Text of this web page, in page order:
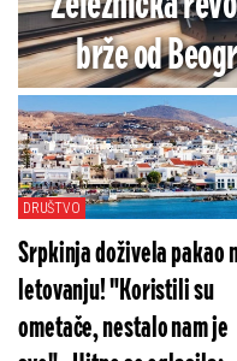
brže od
DRUŠTVO
Srpkinja doživela pakao
letovanju! "Koristili su
ometače, nestalo nam je